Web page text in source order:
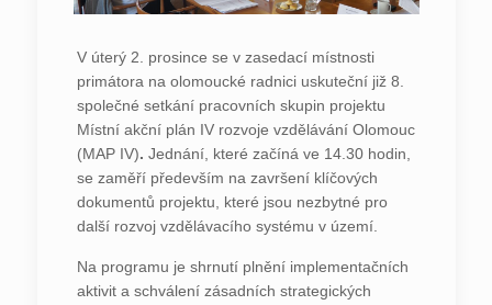
V úterý 2. prosince se v zasedací místnosti
primátora na olomoucké radnici uskuteční již 8.
společné setkání pracovních skupin projektu
Místní akční plán IV rozvoje vzdělávání Olomouc
(MAP IV). Jednání, které začíná ve 14.30 hodin,
se zaměří především na završení klíčových
dokumentů projektu, které jsou nezbytné pro
další rozvoj vzdělávacího systému v území.
Na programu je shrnutí plnění implementačních
aktivit a schválení zásadních strategických